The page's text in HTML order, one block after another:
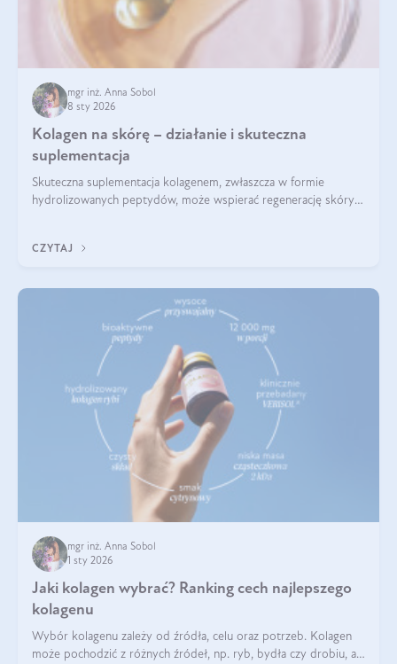
mgr inż. Anna Sobol
8 sty 2026
Kolagen na skórę – działanie i skuteczna
suplementacja
Skuteczna suplementacja kolagenem, zwłaszcza w formie
hydrolizowanych peptydów, może wspierać regenerację skóry i
CZYTAJ
mgr inż. Anna Sobol
1 sty 2026
Jaki kolagen wybrać? Ranking cech najlepszego
kolagenu
Wybór kolagenu zależy od źródła, celu oraz potrzeb. Kolagen
może pochodzić z różnych źródeł, np. ryb, bydła czy drobiu, a